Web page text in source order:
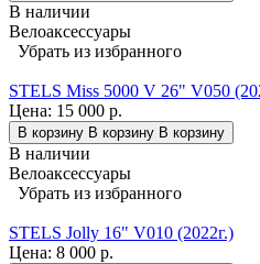
В наличии
Велоаксессуары
Убрать из избранного
STELS Miss 5000 V 26" V050
Цена: 15 000 р.
В корзину В корзину В корзину
В наличии
Велоаксессуары
Убрать из избранного
STELS Jolly 16" V010 (2022г.)
Цена: 8 000 р.